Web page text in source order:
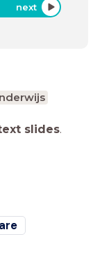
next
slides.